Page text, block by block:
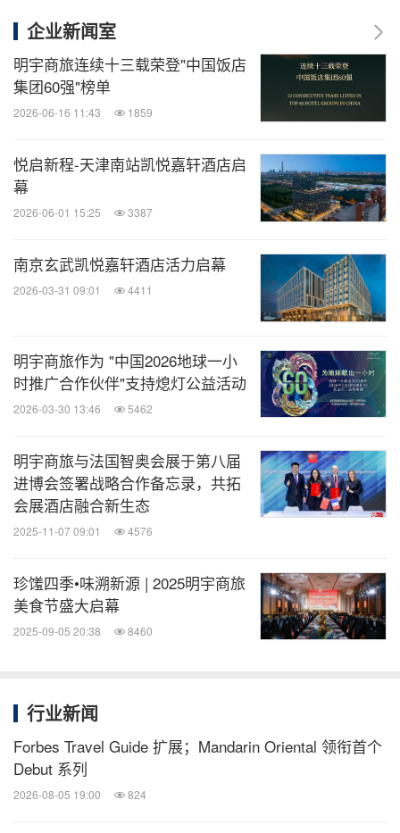
酒店管理公司、明宇丽呈酒店管理公司共拥有20余个
酒店及餐饮品牌，明宇商旅是凯悦集团在华首个酒店
第三方管理战略伙伴，同时经营着北京索菲特大酒
店。
截至2023年第2季度，明宇商旅及其控股子公司已发
展400余个酒店项目，遍及8个国家80多个目的地，
币。
消息来源：明宇商旅
微信公众号“医药健闻”发布全球制药、医疗、
大健康企业最新的经营动态。扫描二维码，
立即订阅！
分享到：
企业新闻室
明宇商旅连续十三载荣登"中国饭店
集团60强"榜单
2026-06-16 11:43 1859
悦启新程-天津南站凯悦嘉轩酒店启
幕
2026-06-01 15:25 3387
南京玄武凯悦嘉轩酒店活力启幕
2026-03-31 09:01 4411
明宇商旅作为 "中国2026地球一小
时推广合作伙伴"支持熄灯公益活动
2026-03-30 13:46 5462
明宇商旅与法国智奥会展于第八届
进博会签署战略合作备忘录，共拓
会展酒店融合新生态
2025-11-07 09:01 4576
珍馐四季•味溯新源 | 2025明宇商旅
美食节盛大启幕
2025-09-05 20:38 8460
行业新闻
Forbes Travel Guide 扩展；Mandarin Oriental 领衔首个
Debut 系列
2026-08-05 19:00 824